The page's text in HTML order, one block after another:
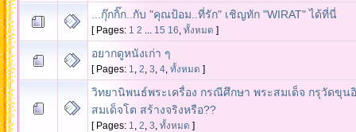
...กุ๊กกิ๊ก..กับ "คุณป้อม..ที่รัก" เชิญทัก "WIRAT" ได้ที่นี่
[ Pages: 1 2 15 16 ทั้งหมด ]
อยากดูหนังเก่า ๆ
[ Pages: 1 2 3 4, ทั้งหมด ]
วิทยานิพนธ์พระเครื่อง กรณีศึกษา พระสมเด็จ กรุวัดขุน
สมเด็จโต สร้างจริงหรือ??
[ Pages: 1 2 3 ทั้งหมด ]